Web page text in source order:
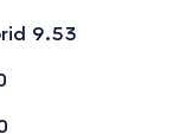
9.53